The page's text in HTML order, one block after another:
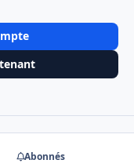
Abonnés